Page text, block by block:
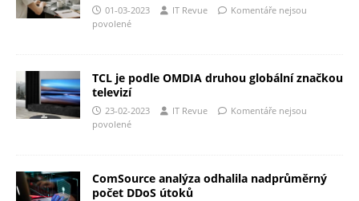
01-03-2023 IT Revue
Komentáře nejsou
povolené
TCL je podle OMDIA druhou globální značkou
televizí
23-02-2023 IT Revue
Komentáře nejsou
povolené
ComSource analýza odhalila nadprůměrný
počet DDoS útoků